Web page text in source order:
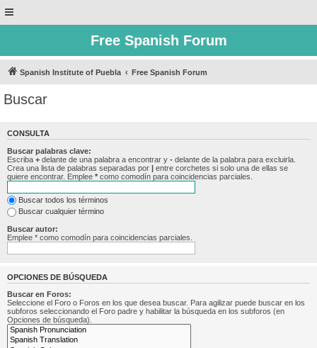
Free Spanish Forum
Spanish Institute of Puebla Free Spanish Forum
Buscar
CONSULTA
Buscar palabras clave:
Escriba + delante de una palabra a encontrar y - delante de la palabra para excluirla.
Crea una lista de palabras separadas por | entre corchetes si solo una de ellas se
quiere encontrar. Emplee * como comodín para coincidencias parciales.
Buscar todos los términos
Buscar cualquier término
Buscar autor:
Emplee * como comodín para coincidencias parciales.
OPCIONES DE BÚSQUEDA
Buscar en Foros:
Seleccione el Foro o Foros en los que desea buscar. Para agilizar puede buscar en los
subforos seleccionando el Foro padre y habilitar la búsqueda en los subforos (en
Opciones de búsqueda).